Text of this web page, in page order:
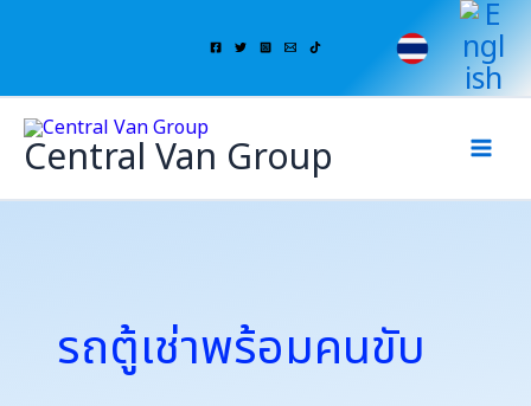
Central Van Group
รถตู้เช่าพร้อมคนขับ